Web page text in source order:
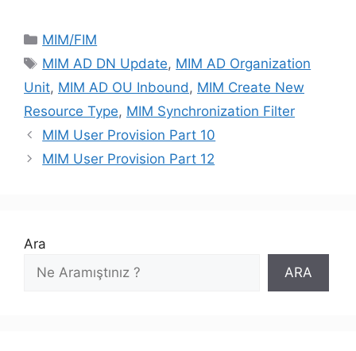
Kategoriler
MIM/FIM
Etiketler
MIM AD DN Update, MIM AD Organization
Unit, MIM AD OU Inbound, MIM Create New
Resource Type, MIM Synchronization Filter
MIM User Provision Part 10
MIM User Provision Part 12
Ara
ARA